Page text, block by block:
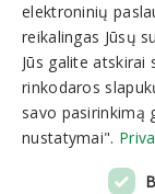
Naujienlaiškis
elektroninių
reikalingas Jūsų
Jūs galite
rinkodaros
savo pasirinkimą
nustatymai".